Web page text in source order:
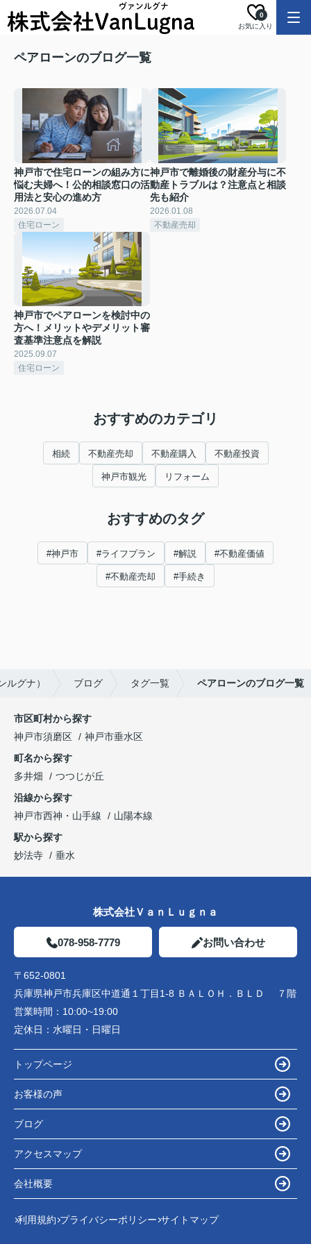
お気に入り
0
ペアローンのブログ一覧
神戸市で住宅ローンの組み方に
悩む夫婦へ！公的相談窓口の活
用法と安心の進め方
2026.07.04
住宅ローン
神戸市で離婚後の財産分与に不
動産トラブルは？注意点と相談
先も紹介
2026.01.08
不動産売却
神戸市でペアローンを検討中の
方へ！メリットやデメリット審
査基準注意点を解説
2025.09.07
住宅ローン
おすすめのカテゴリ
相続 不動産売却 不動産購入 不動産投資
神戸市観光 リフォーム
おすすめのタグ
#神戸市 #ライフプラン #解説 #不動産価値
#不動産売却 #手続き
グナ） ブログ タグ一覧 ペアローンのブログ一覧
市区町村から探す
神戸市須磨区
神戸市垂水区
町名から探す
多井畑
つつじが丘
沿線から探す
神戸市西神・山手線
山陽本線
駅から探す
妙法寺
垂水
株式会社ＶａｎＬｕｇｎａ
078-958-7779 お問い合わせ
〒652-0801
兵庫県神戸市兵庫区中道通１丁目1-8 ＢＡＬＯＨ．ＢＬＤ ７階
営業時間： 10:00~19:00
定休日： 水曜日・日曜日
トップページ
お客様の声
ブログ
アクセスマップ
会社概要
利用規約 プライバシーポリシー サイトマップ